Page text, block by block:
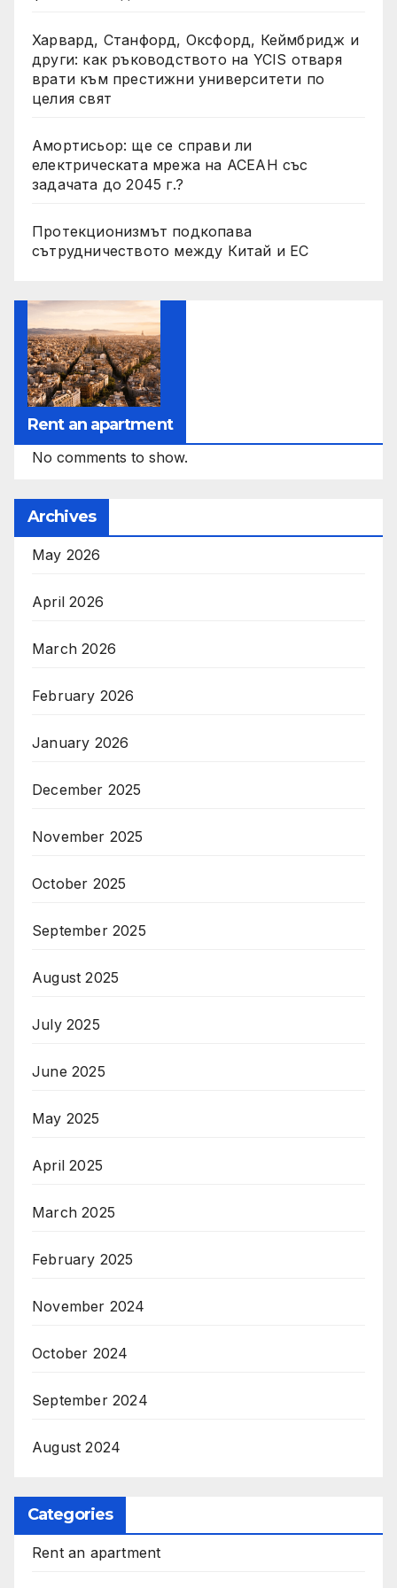
Харвард, Станфорд, Оксфорд, Кеймбридж и
други: как ръководството на YCIS отваря
врати към престижни университети по
целия свят
Амортисьор: ще се справи ли
електрическата мрежа на АСЕАН със
задачата до 2045 г.?
Протекционизмът подкопава
сътрудничеството между Китай и ЕС
Rent an apartment
No comments to show.
Archives
May 2026
April 2026
March 2026
February 2026
January 2026
December 2025
November 2025
October 2025
September 2025
August 2025
July 2025
June 2025
May 2025
April 2025
March 2025
February 2025
November 2024
October 2024
September 2024
August 2024
Categories
Rent an apartment